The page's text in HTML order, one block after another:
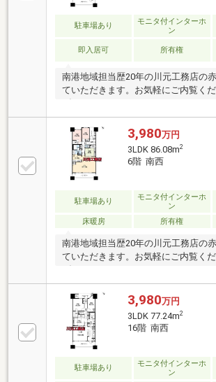
歩約4分・業務スーパー 南港コスモ
約4分・私立森ノ宮医療大学付属大
駐車場あり
モニタ付インターホ
ン
即入居可 所有権
南港地域担当歴20年の川元工務店の
ていただきます。お気軽にご内覧くだ
レゼント情報をご覧ください！】現
入居可能なお部屋！【室内改装済】(
洗機交換・ディスポーザー交換・ハ
ペット飼育可！キッズルームやゲス
施設もあり。住宅金融公庫利用可！
ト、契約社員、派遣社員、勤続の短
ーンが組めるか心配な方も、どうぞ
3,980万円
3LDK 86.08m2
6階 南西
駐車場あり
モニタ付インターホ
ン
床暖房 所有権
南港地域担当歴20年の川元工務店の
ていただきます。お気軽にご内覧くだ
ント情報をご覧ください！】専有面
丁寧にお使いです！ペット飼育可！
ストルームなど共用施設もあり。住
可！50代以上、パート、契約社員、
短い方、など住宅ローンが組めるか
ぞお気軽にご相談ください♪
3,980万円
3LDK 77.24m2
16階 南西
駐車場あり
モニタ付インターホ
ン